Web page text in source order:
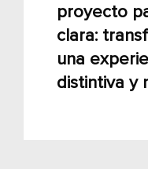
proyecto
clara:
una
distintiva y